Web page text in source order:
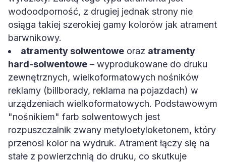
wodoodporność, z drugiej jednak strony nie
osiąga takiej szerokiej gamy kolorów jak atrament
barwnikowy.
atramenty solwentowe oraz atramenty
hard-solwentowe – wyprodukowane do druku
zewnętrznych, wielkoformatowych nośników
reklamy (billborady, reklama na pojazdach) w
urządzeniach wielkoformatowych. Podstawowym
"nośnikiem" farb solwentowych jest
rozpuszczalnik zwany metyloetyloketonem, który
przenosi kolor na wydruk. Atrament łączy się na
stałe z powierzchnią do druku, co skutkuje